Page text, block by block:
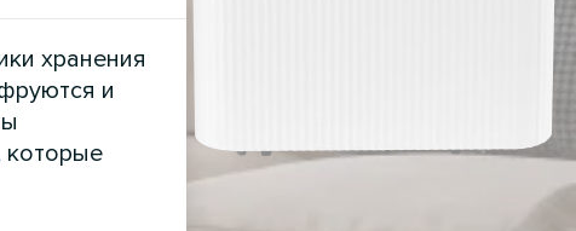
хранения
и
которые